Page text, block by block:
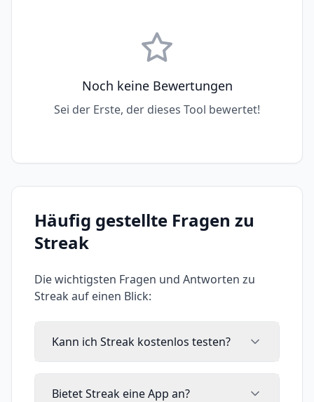
Noch keine Bewertungen
Sei der Erste, der dieses Tool bewertet!
Häufig gestellte Fragen zu
Streak
Die wichtigsten Fragen und Antworten zu
Streak auf einen Blick:
Kann ich Streak kostenlos testen?
Bietet Streak eine App an?